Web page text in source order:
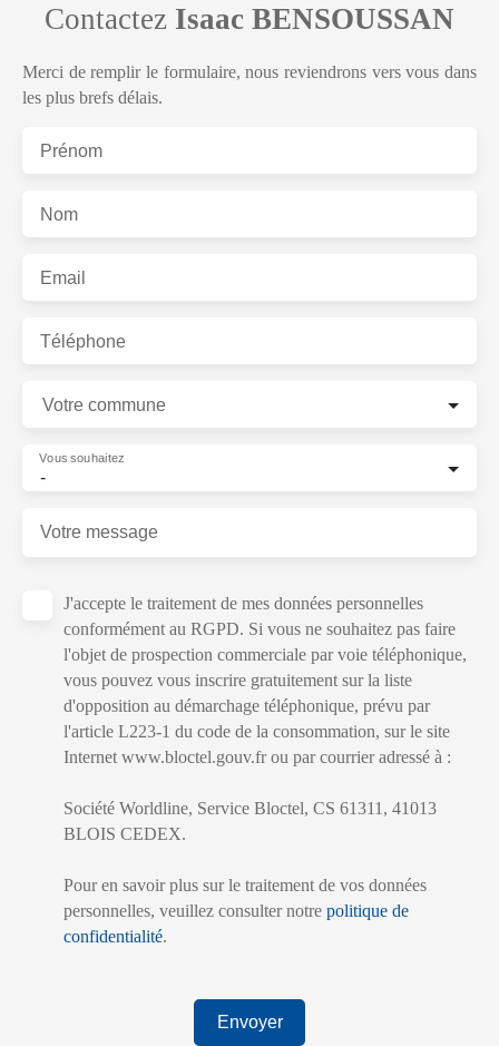
Contactez Isaac BENSOUSSAN
Merci de remplir le formulaire, nous reviendrons vers vous dans
les plus brefs délais.
Prénom
Nom
Email
Téléphone
Votre commune
-
Vous souhaitez
Votre message
J'accepte le traitement de mes données personnelles
conformément au RGPD. Si vous ne souhaitez pas faire
l'objet de prospection commerciale par voie téléphonique,
vous pouvez vous inscrire gratuitement sur la liste
d'opposition au démarchage téléphonique, prévu par
l'article L223-1 du code de la consommation, sur le site
Internet www.bloctel.gouv.fr ou par courrier adressé à :
Société Worldline, Service Bloctel, CS 61311, 41013
BLOIS CEDEX.
Pour en savoir plus sur le traitement de vos données
personnelles, veuillez consulter notre politique de
confidentialité.
Envoyer